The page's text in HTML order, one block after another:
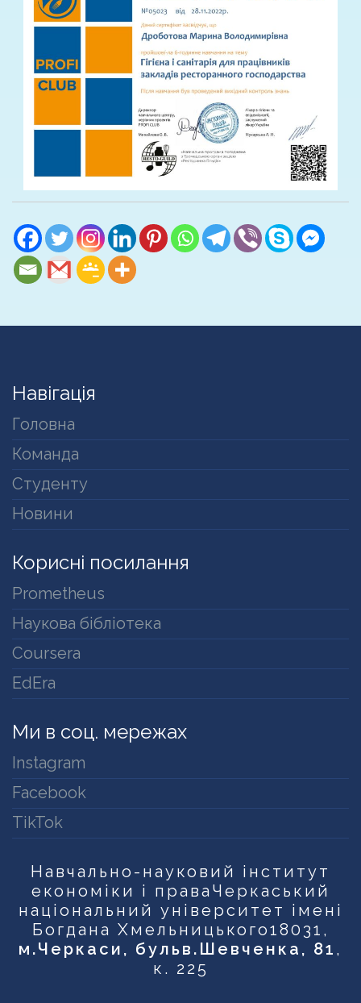
Навігація
Головна
Команда
Студенту
Новини
Корисні посилання
Prometheus
Наукова бібліотека
Coursera
EdEra
Ми в соц. мережах
Instagram
Facebook
TikTok
Навчально-науковий інститут
економіки і права Черкаський
національний університет імені
Богдана Хмельницького18031,
м.Черкаси, бульв.Шевченка, 81 ,
к. 225